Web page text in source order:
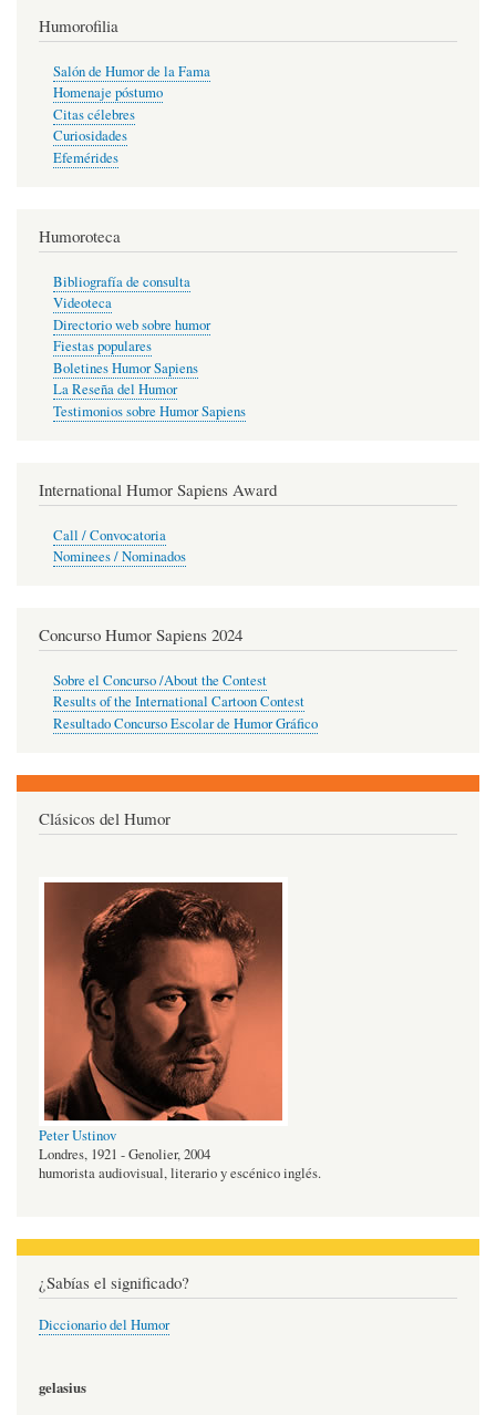
Humorofilia
Salón de Humor de la Fama
Homenaje póstumo
Citas célebres
Curiosidades
Efemérides
Humoroteca
Bibliografía de consulta
Videoteca
Directorio web sobre humor
Fiestas populares
Boletines Humor Sapiens
La Reseña del Humor
Testimonios sobre Humor Sapiens
International Humor Sapiens Award
Call / Convocatoria
Nominees / Nominados
Concurso Humor Sapiens 2024
Sobre el Concurso /About the Contest
Results of the International Cartoon Contest
Resultado Concurso Escolar de Humor Gráfico
Clásicos del Humor
Peter Ustinov
Londres, 1921 - Genolier, 2004
humorista audiovisual, literario y escénico inglés.
¿Sabías el significado?
Diccionario del Humor
gelasius